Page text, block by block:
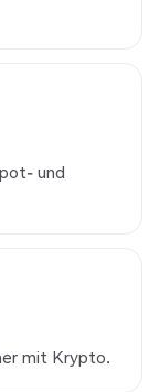
und
mit Krypto.